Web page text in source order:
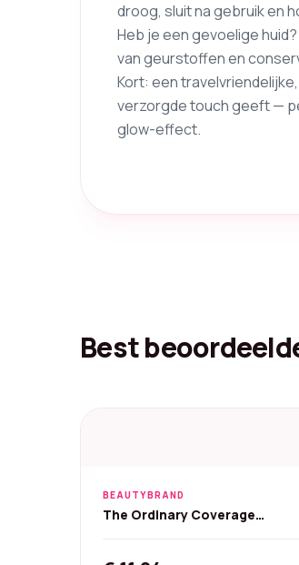
droog, sluit na gebruik en
Heb je een gevoelige
van geurstoffen en
Kort: een
verzorgde touch geeft —
glow-effect.
Best
BEAUTYBRAND
The Ordinary Coverage